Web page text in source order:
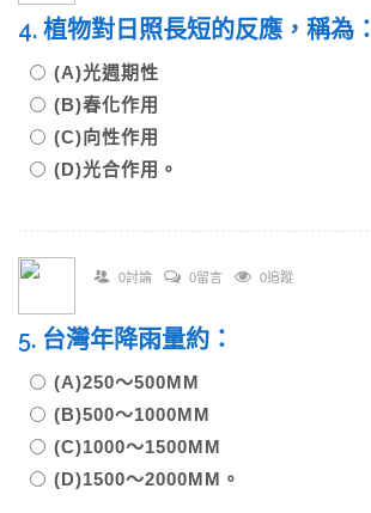
4. 植物對日照長短的反應，稱為：
(A)光週期性
(B)春化作用
(C)向性作用
(D)光合作用。
0討論 0留言 0追蹤
5. 台灣年降雨量約：
(A)250～500MM
(B)500～1000MM
(C)1000～1500MM
(D)1500～2000MM。